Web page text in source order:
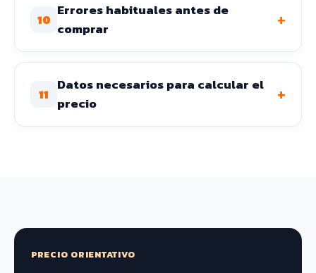
10
Errores habituales antes de
comprar
+
11
Datos necesarios para calcular el
precio
+
PRECIO ORIENTATIVO